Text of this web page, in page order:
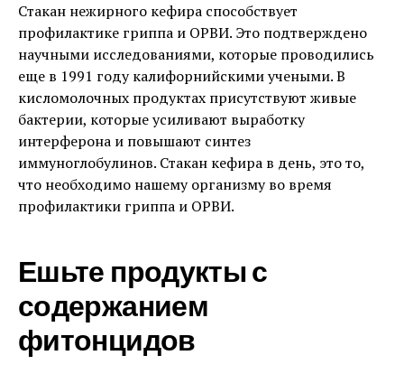
Стакан нежирного кефира способствует
профилактике гриппа и ОРВИ. Это подтверждено
научными исследованиями, которые проводились
еще в 1991 году калифорнийскими учеными. В
кисломолочных продуктах присутствуют живые
бактерии, которые усиливают выработку
интерферона и повышают синтез
иммуноглобулинов. Стакан кефира в день, это то,
что необходимо нашему организму во время
профилактики гриппа и ОРВИ.
Ешьте продукты с
содержанием
фитонцидов